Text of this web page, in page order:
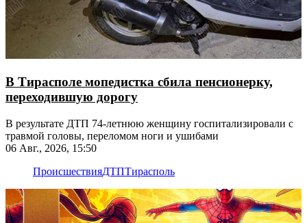
В Тирасполе мопедистка сбила пенсионерку,
переходившую дорогу
В результате ДТП 74-летнюю женщину госпитализировали с
травмой головы, переломом ноги и ушибами
06 Авг., 2026, 15:50
ПроисшествияДТПТирасполь